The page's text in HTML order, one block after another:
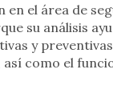
en el área de
su análisis
y
así como el